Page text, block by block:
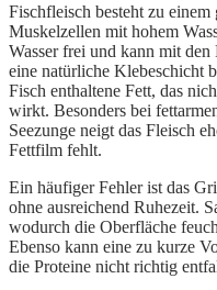
Fischfleisch besteht zu
Muskelzellen mit hohem
Wasser frei und kann mit
eine natürliche Klebeschicht
Fisch enthaltene Fett, das
wirkt. Besonders bei
Seezunge neigt das Fleisch
Fettfilm fehlt.
Ein häufiger Fehler ist das
ohne ausreichend Ruhezeit.
wodurch die Oberfläche
Ebenso kann eine zu kurze
die Proteine nicht richtig